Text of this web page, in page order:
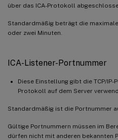
über das ICA-Protokoll
Standardmäßig beträgt die
oder zwei Minuten.
ICA-Listener-Portnummer
Diese Einstellung gibt die TCP/IP-
Protokoll auf dem Server
Standardmäßig ist die Portnummer
Gültige Portnummern müssen im
dürfen nicht mit anderen bekannten